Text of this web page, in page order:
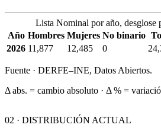
Lista Nominal por año, desglose
Año Hombres Mujeres No binario
2026 11,877 12,485 0
Fuente · DERFE–INE, Datos Abiertos.
Δ abs. = cambio absoluto · Δ % =
02 · DISTRIBUCIÓN ACTUAL